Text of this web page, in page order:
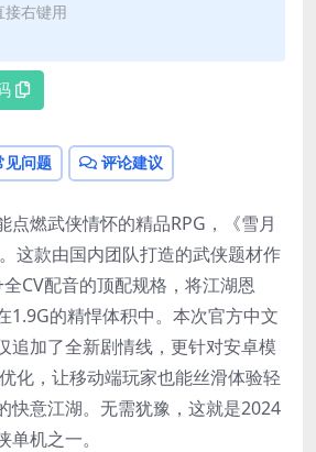
接右键用
见问题 评论建议
点燃武侠情怀的精品RPG，《雪月
这款由国内团队打造的武侠题材作
CV配音的顶配规格，将江湖恩
1.9G的精悍体积中。本次官方中文
追加了全新剧情线，更针对安卓模
化，让移动端玩家也能丝滑体验轻
快意江湖。无需犹豫，这就是2024
机之一。